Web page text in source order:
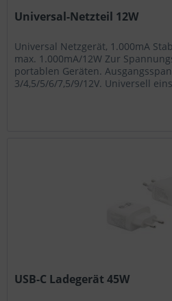
Universal-Netzteil 12W
Universal Netzgerät, 1.000mA
max. 1.000mA/12W Zur
portablen Geräten.
3/4,5/5/6/7,5/9/12V. Universell
USB-C Ladegerät 45W